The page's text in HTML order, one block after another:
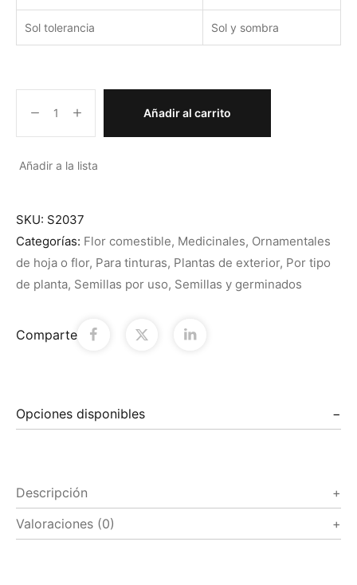
Sol tolerancia Sol y sombra
Añadir al carrito
Añadir a la lista
SKU: S2037
Categorías: Flor comestible, Medicinales, Ornamentales
de hoja o flor, Para tinturas, Plantas de exterior, Por tipo
de planta, Semillas por uso, Semillas y germinados
Comparte
Opciones disponibles
Descripción
Valoraciones (0)